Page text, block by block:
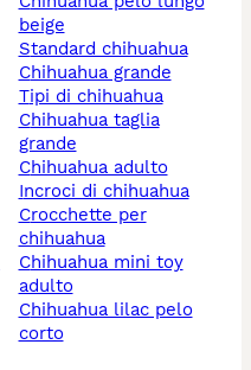
beige
standard chihuahua
chihuahua grande
tipi di chihuahua
chihuahua taglia
grande
chihuahua adulto
incroci di chihuahua
crocchette per
chihuahua
chihuahua mini toy
adulto
chihuahua lilac pelo
corto